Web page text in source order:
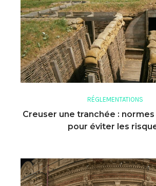
RÉGLEMENTATIONS
Creuser une tranchée :
pour éviter les